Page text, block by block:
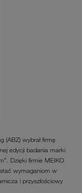
(ABZ) wybrał firmę
edycji badania marki
Dzięki firmie MEIKO
wymaganiom w
i przyszłościowy